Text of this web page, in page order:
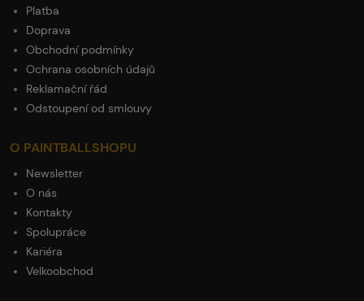
Platba
Doprava
Obchodní podmínky
Ochrana osobních údajů
Reklamační řád
Odstoupení od smlouvy
O PAINTBALLSHOPU
Newsletter
O nás
Kontakty
Spolupráce
Kariéra
Velkoobchod